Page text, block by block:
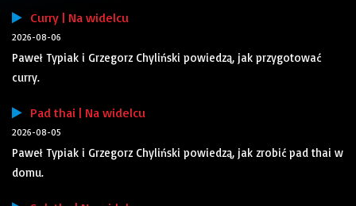
Curry | Na widelcu
2026-08-06
Paweł Typiak i Grzegorz Chyliński powiedzą, jak przygotować
curry.
Pad thai | Na widelcu
2026-08-05
Paweł Typiak i Grzegorz Chyliński powiedzą, jak zrobić pad thai w
domu.